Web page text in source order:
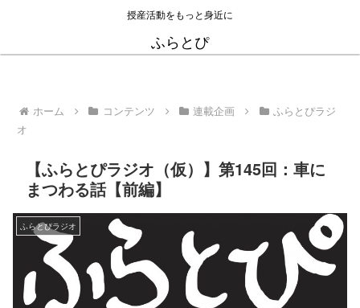
授産活動をもっと身近に
ふらとぴ
ホーム コンテンツ 連載企画
ふらとぴラジ
オ
【ふらとぴラジオ（仮）】第145回：車に
まつわる話【前編】
ふらとぴラジオ